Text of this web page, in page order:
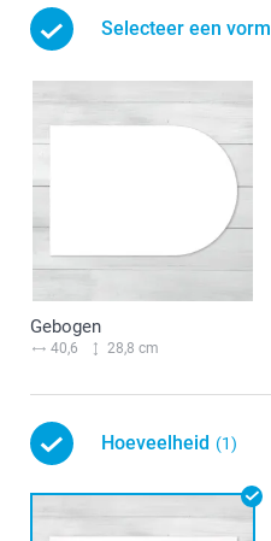
Selecteer een vorm
Gebogen
40,6 28,8 cm
Hoeveelheid (1)